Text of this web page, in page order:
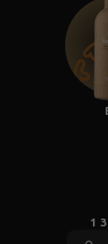
1